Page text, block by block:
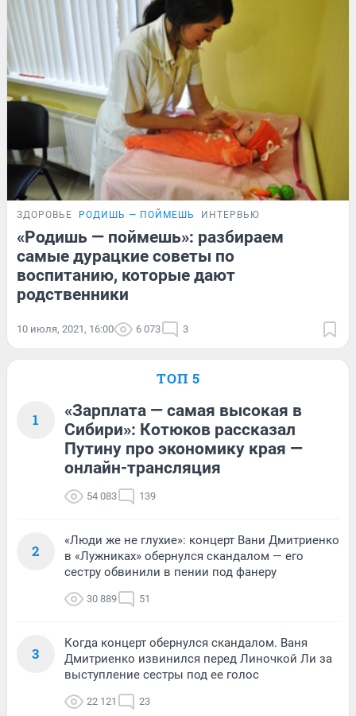
ЗДОРОВЬЕ РОДИШЬ — ПОЙМЕШЬ ИНТЕРВЬЮ
«Родишь — поймешь»: разбираем
самые дурацкие советы по
воспитанию, которые дают
родственники
10 июля, 2021, 16:00 6 073 3
ТОП 5
1
«Зарплата — самая высокая в
Сибири»: Котюков рассказал
Путину про экономику края —
онлайн-трансляция
54 083 139
2
«Люди же не глухие»: концерт Вани Дмитриенко
в «Лужниках» обернулся скандалом — его
сестру обвинили в пении под фанеру
30 889 51
3
Когда концерт обернулся скандалом. Ваня
Дмитриенко извинился перед Линочкой Ли за
выступление сестры под ее голос
22 121 23